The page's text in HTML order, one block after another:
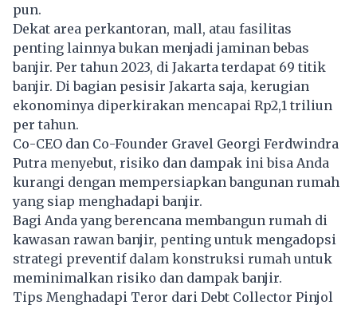
pun.
Dekat area perkantoran, mall, atau fasilitas
penting lainnya bukan menjadi jaminan bebas
banjir. Per tahun 2023, di Jakarta terdapat 69 titik
banjir. Di bagian pesisir Jakarta saja, kerugian
ekonominya diperkirakan mencapai Rp2,1 triliun
per tahun.
Co-CEO dan Co-Founder Gravel Georgi Ferdwindra
Putra menyebut, risiko dan dampak ini bisa Anda
kurangi dengan mempersiapkan bangunan rumah
yang siap menghadapi banjir.
Bagi Anda yang berencana membangun rumah di
kawasan rawan banjir, penting untuk mengadopsi
strategi preventif dalam konstruksi rumah untuk
meminimalkan risiko dan dampak banjir.
Tips Menghadapi Teror dari Debt Collector Pinjol